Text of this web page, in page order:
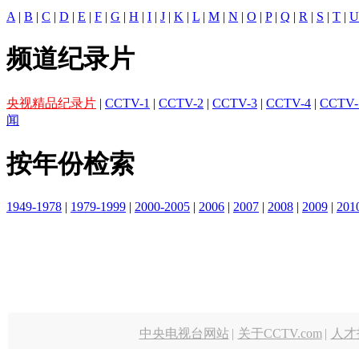
A | B | C | D | E | F | G | H | I | J | K | L | M | N | O | P| Q | R | S | T | U
频道纪录片
央视精品纪录片 | CCTV-1 | CCTV-2 | CCTV-3 | CCTV-4 |
闻
按年份检索
1949-1978 | 1979-1999 | 2000-2005 | 2006 | 2007 | 2008 | 2009 |
中央电视台网站 | 关于CCTV.com | 人